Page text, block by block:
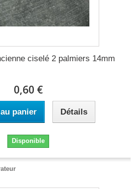
ciselé 2 palmiers 14mm
0,60 €
panier Détails
Disponible